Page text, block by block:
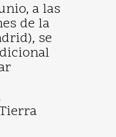
a las
de la
se